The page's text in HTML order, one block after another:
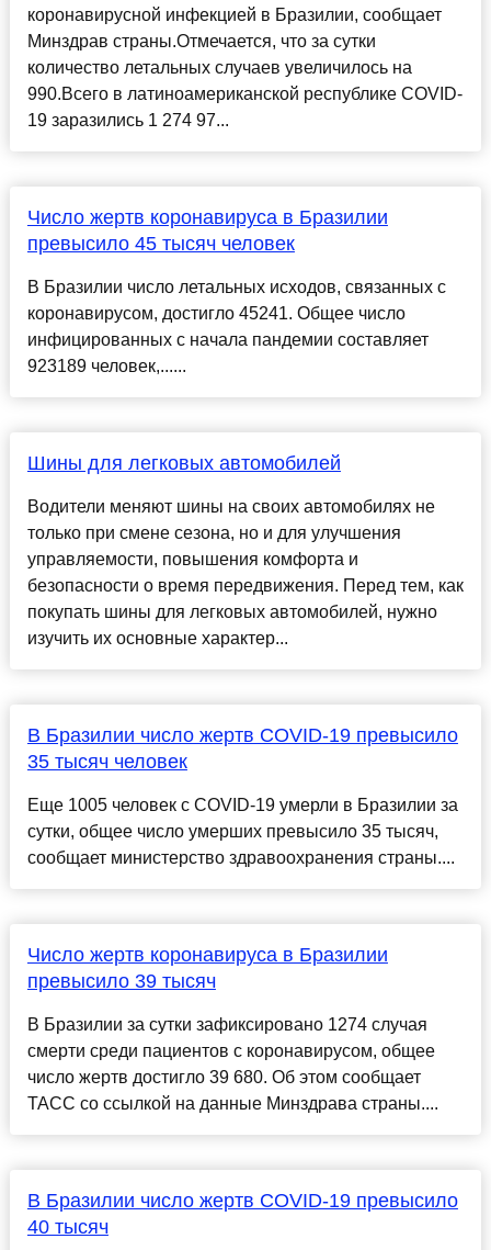
коронавирусной инфекцией в Бразилии, сообщает
Минздрав страны.Отмечается, что за сутки
количество летальных случаев увеличилось на
990.Всего в латиноамериканской республике COVID-
19 заразились 1 274 97...
Число жертв коронавируса в Бразилии
превысило 45 тысяч человек
В Бразилии число летальных исходов, связанных с
коронавирусом, достигло 45241. Общее число
инфицированных с начала пандемии составляет
923189 человек,......
Шины для легковых автомобилей
Водители меняют шины на своих автомобилях не
только при смене сезона, но и для улучшения
управляемости, повышения комфорта и
безопасности о время передвижения. Перед тем, как
покупать шины для легковых автомобилей, нужно
изучить их основные характер...
В Бразилии число жертв COVID-19 превысило
35 тысяч человек
Еще 1005 человек с COVID-19 умерли в Бразилии за
сутки, общее число умерших превысило 35 тысяч,
сообщает министерство здравоохранения страны....
Число жертв коронавируса в Бразилии
превысило 39 тысяч
В Бразилии за сутки зафиксировано 1274 случая
смерти среди пациентов с коронавирусом, общее
число жертв достигло 39 680. Об этом сообщает
ТАСС со ссылкой на данные Минздрава страны....
В Бразилии число жертв COVID-19 превысило
40 тысяч